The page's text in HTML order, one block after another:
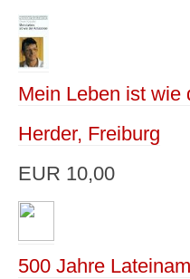
Mein Leben ist wie
Herder, Freiburg
EUR 10,00
500 Jahre